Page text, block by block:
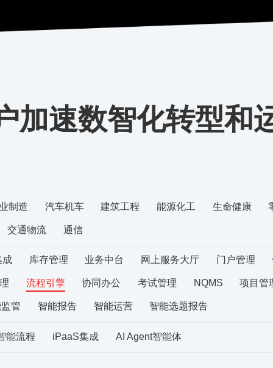
加速数智化转型和
制造 汽车机车 建筑工程 能源化工 生命健康
交通物流 通信
成 库存管理 业务中台 网上服务大厅 门户管理
流程引擎 协同办公 考试管理 NQMS 项目管
管 智能报告 智能运营 智能选题报告
能流程 iPaaS集成 AI Agent智能体